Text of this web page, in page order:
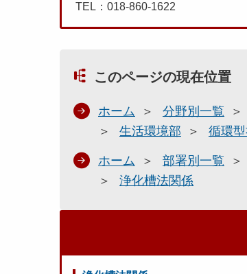
TEL：018-860-1622
このページの現在位置
ホーム 分野別一覧
生活環境部
循環
ホーム 部署別一覧
浄化槽法関係